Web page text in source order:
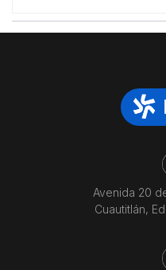
Avenida 20
Cuautitlán,